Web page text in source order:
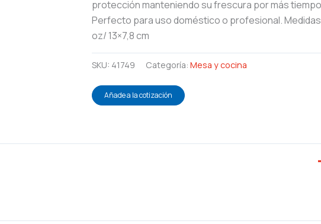
protección manteniendo su frescura por más
Perfecto para uso doméstico o profesional. Medidas
oz/ 13×7,8 cm
SKU: 41749 Categoría:Mesa y cocina
Añade a la cotización